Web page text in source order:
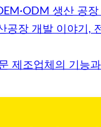
생산 공장
공장 개발 이야기,
제조업체의 기능